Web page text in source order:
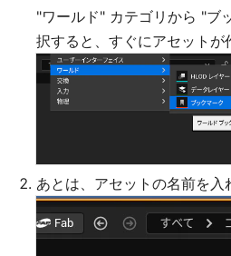
"ワールド" カテゴリから "ブ
択すると、すぐにアセットが
あとは、アセットの名前を入